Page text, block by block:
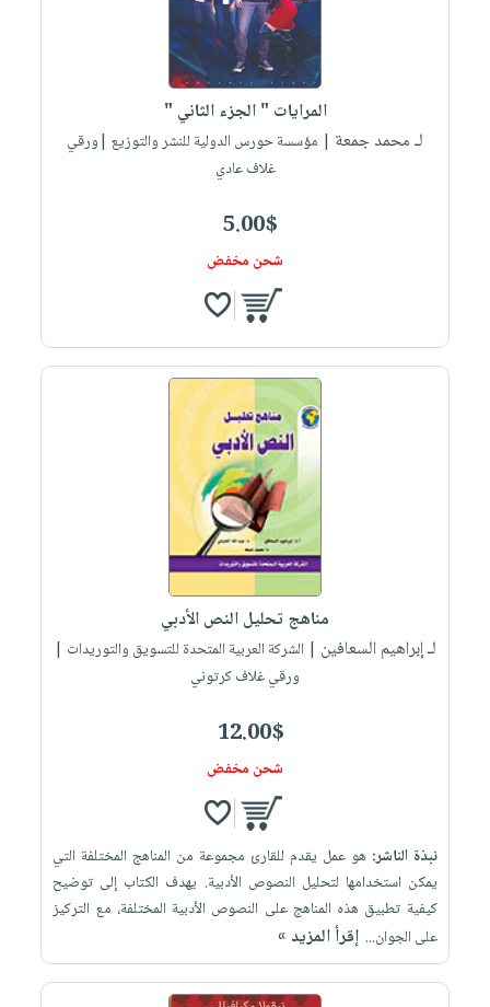
المرايات " الجزء الثاني "
لـ محمد جمعة | مؤسسة حورس الدولية للنشر والتوزيع |ورقي
غلاف عادي
5.00$
شحن مخفض
مناهج تحليل النص الأدبي
لـ إبراهيم السعافين | الشركة العربية المتحدة للتسويق والتوريدات |
ورقي غلاف كرتوني
12.00$
شحن مخفض
نبذة الناشر: هو عمل يقدم للقارئ مجموعة من المناهج المختلفة التي
يمكن استخدامها لتحليل النصوص الأدبية. يهدف الكتاب إلى توضيح
كيفية تطبيق هذه المناهج على النصوص الأدبية المختلفة، مع التركيز
على الجوان... إقرأ المزيد »